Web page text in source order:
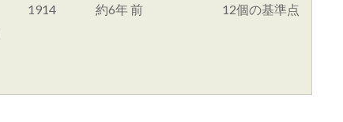
1914 約6年 前 12個の基準点